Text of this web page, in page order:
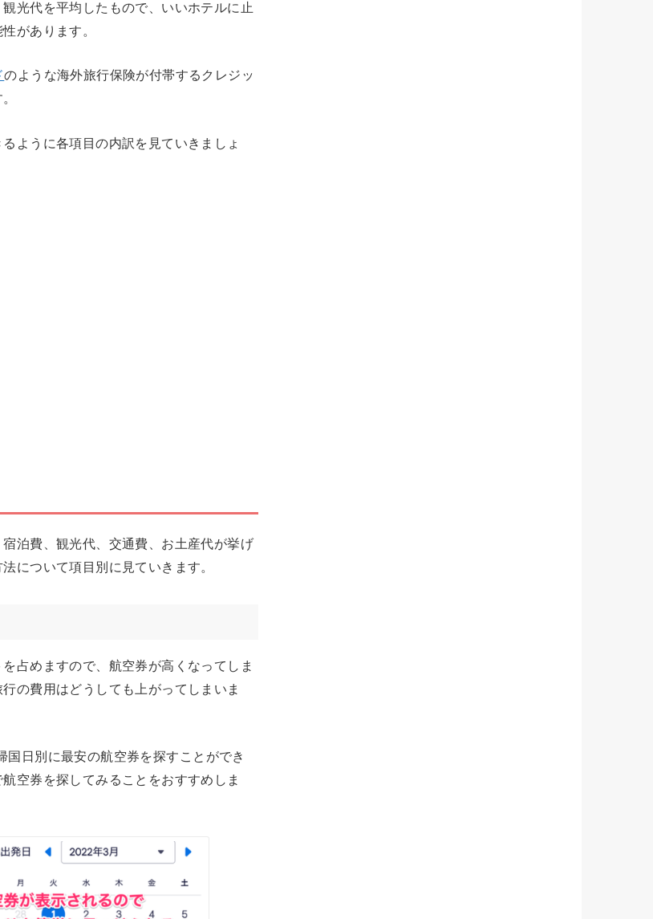
光代を平均したもので、いいホテルに止
があります。
のような海外旅行保険が付帯するクレジッ
ように各項目の内訳を見ていきましょ
泊費、観光代、交通費、お土産代が挙げ
について項目別に見ていきます。
占めますので、航空券が高くなってしま
の費用はどうしても上がってしまいま
日別に最安の航空券を探すことができ
空券を探してみることをおすすめしま